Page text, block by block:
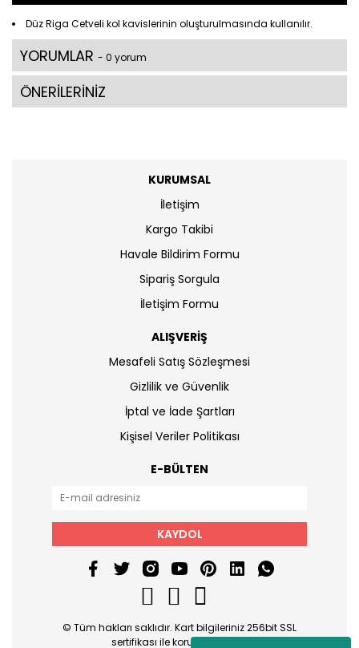
Düz Riga Cetveli kol kavislerinin oluşturulmasında kullanılır.
YORUMLAR - 0 yorum
ÖNERİLERİNİZ
KURUMSAL
İletişim
Kargo Takibi
Havale Bildirim Formu
Sipariş Sorgula
İletişim Formu
ALIŞVERİŞ
Mesafeli Satış Sözleşmesi
Gizlilik ve Güvenlik
İptal ve İade Şartları
Kişisel Veriler Politikası
E-BÜLTEN
KAYDOL
© Tüm hakları saklıdır. Kart bilgileriniz 256bit SSL
sertifikası ile korunmaktadır.